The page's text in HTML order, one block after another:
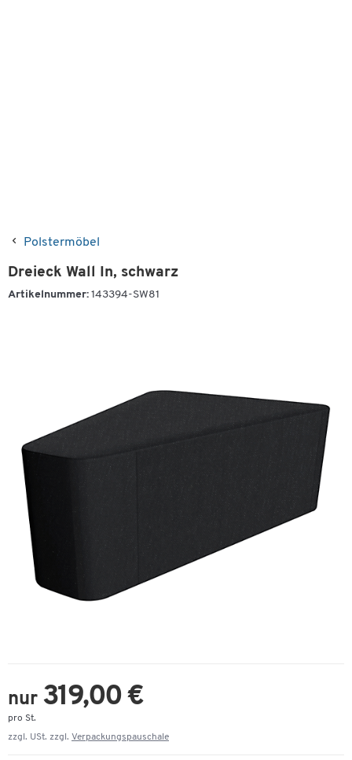
Polstermöbel
Dreieck Wall In, schwarz
Artikelnummer: 143394-SW81
nur 319,00 €
pro St.
zzgl. USt. zzgl. Verpackungspauschale